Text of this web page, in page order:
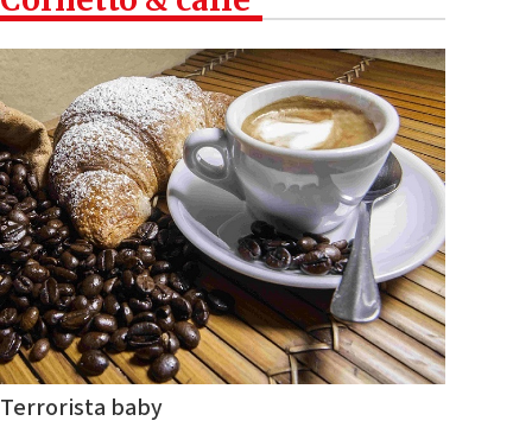
Terrorista baby